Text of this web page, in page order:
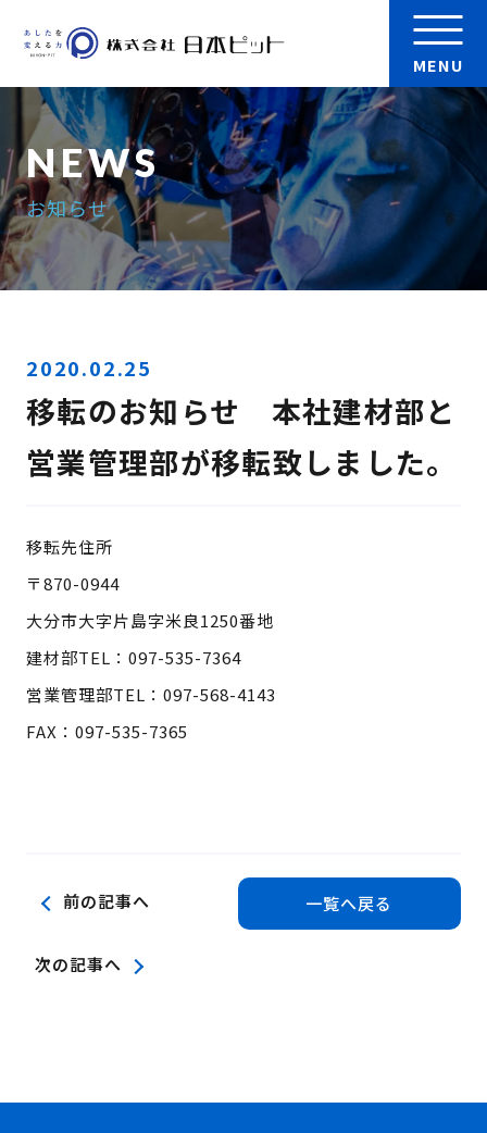
会社案内
製品
実績
採用情報
お問い合わせ
097-592-4141
MENU
お知らせ
2020.02.25
移転のお知らせ 本社建材部と
営業管理部が移転致しました。
移転先住所
〒870-0944
大分市大字片島字米良1250番地
建材部TEL：097-535-7364
営業管理部TEL：097-568-4143
FAX：097-535-7365
前の記事へ
次の記事へ
一覧へ戻る